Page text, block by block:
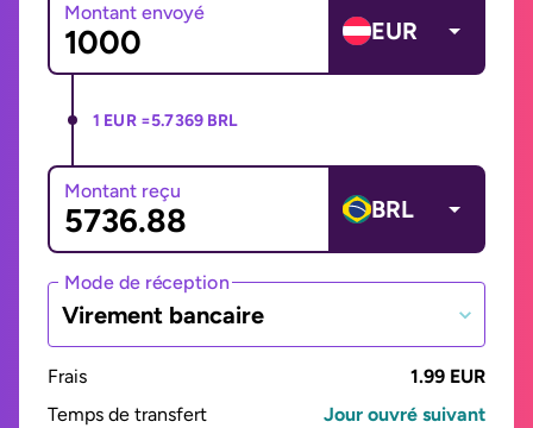
Montant envoyé
EUR
1 EUR =5.7369 BRL
Montant reçu
BRL
Mode de réception
Virement bancaire
Frais
1.99 EUR
Temps de transfert
Jour ouvré suivant